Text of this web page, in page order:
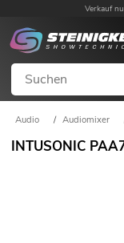
Verkauf
Audio / Audiomixer
INTUSONIC